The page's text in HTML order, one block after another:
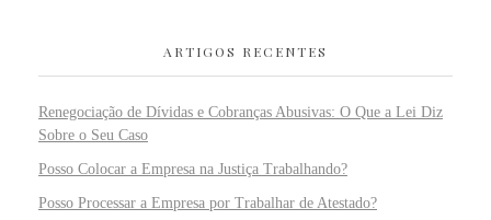
ARTIGOS RECENTES
Renegociação de Dívidas e Cobranças Abusivas: O Que a Lei Diz
Sobre o Seu Caso
Posso Colocar a Empresa na Justiça Trabalhando?
Posso Processar a Empresa por Trabalhar de Atestado?